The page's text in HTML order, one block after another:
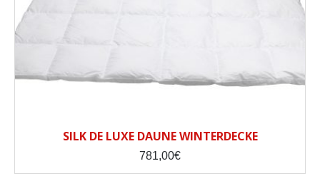
SILK DE LUXE DAUNE WINTERDECKE
781,00€